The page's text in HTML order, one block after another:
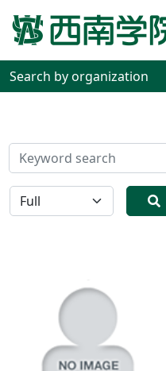
Search by organization
検索
全体